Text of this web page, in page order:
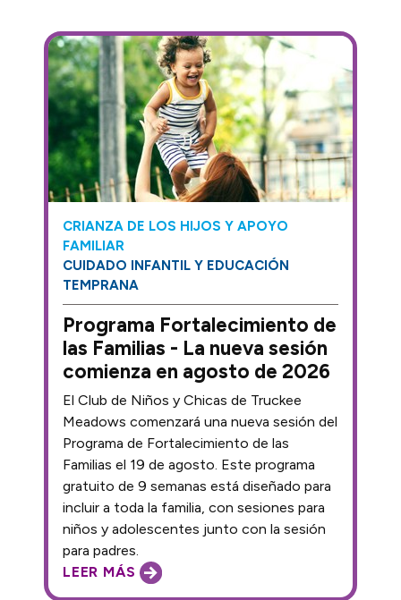
CRIANZA DE LOS HIJOS Y APOYO
FAMILIAR
CUIDADO INFANTIL Y EDUCACIÓN
TEMPRANA
Programa Fortalecimiento de
las Familias - La nueva sesión
comienza en agosto de 2026
LEER MÁS
El Club de Niños y Chicas de Truckee
Meadows comenzará una nueva sesión del
Programa de Fortalecimiento de las
Familias el 19 de agosto. Este programa
gratuito de 9 semanas está diseñado para
incluir a toda la familia, con sesiones para
niños y adolescentes junto con la sesión
para padres.